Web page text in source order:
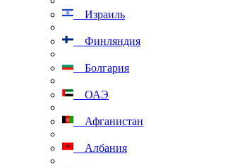
Израиль
Финляндия
Болгария
ОАЭ
Афганистан
Албания